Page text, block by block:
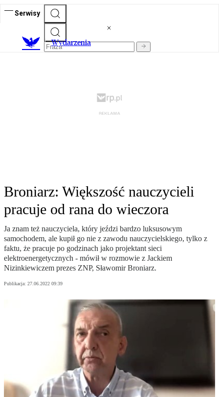
Serwisy
Wydarzenia
Broniarz: Większość nauczycieli
pracuje od rana do wieczora
Ja znam też nauczyciela, który jeździ bardzo luksusowym
samochodem, ale kupił go nie z zawodu nauczycielskiego, tylko z
faktu, że pracuje po godzinach jako projektant sieci
elektroenergetycznych - mówił w rozmowie z Jackiem
Nizinkiewiczem prezes ZNP, Sławomir Broniarz.
Publikacja: 27.06.2022 09:39